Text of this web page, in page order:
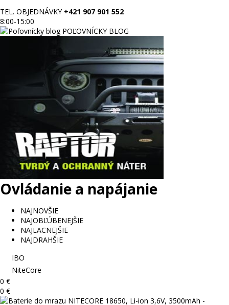
TEL. OBJEDNÁVKY +421 907 901 552
8:00-15:00
POĽOVNÍCKY BLOG
Ovládanie a napájanie
NAJNOVŠIE
NAJOBĽÚBENEJŠIE
NAJLACNEJŠIE
NAJDRAHŠIE
IBO
NiteCore
0 €
0 €